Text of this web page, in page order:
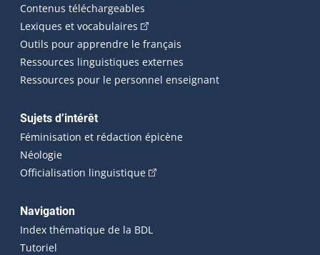
Contenus téléchargeables
Lexiques et vocabulaires (Cet hyperlien externe s'ouvrira
Outils pour apprendre le français
Ressources linguistiques externes
Ressources pour le personnel enseignant
Sujets d’intérêt
Féminisation et rédaction épicène
Néologie
Officialisation linguistique(Cet hyperlien externe s'ouvrira
Navigation
Index thématique de la BDL
Tutoriel